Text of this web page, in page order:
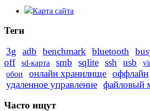
Карта сайта
Теги
3g
adb benchmark bluetooth
off
sd-карта smb sqlite ssh usb
обои
онлайн хранилище оффлайн
удаленное управление файловый
Часто ищут